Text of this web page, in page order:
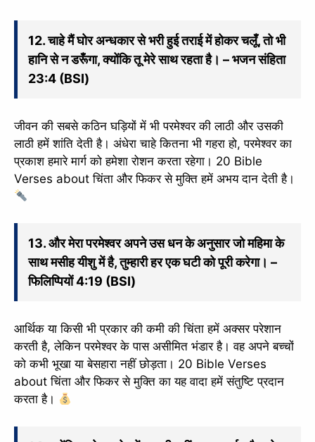
12. चाहे मैं घोर अन्धकार से भरी हुई तराई में होकर चलूँ, तो भी
हानि से न डरूँगा, क्योंकि तू मेरे साथ रहता है। – भजन संहिता
23:4 (BSI)
जीवन की सबसे कठिन घड़ियों में भी परमेश्वर की लाठी और उसकी
लाठी हमें शांति देती है। अंधेरा चाहे कितना भी गहरा हो, परमेश्वर का
प्रकाश हमारे मार्ग को हमेशा रोशन करता रहेगा। 20 Bible
Verses about चिंता और फिकर से मुक्ति हमें अभय दान देती है।
13. और मेरा परमेश्वर अपने उस धन के अनुसार जो महिमा के
साथ मसीह यीशु में है, तुम्हारी हर एक घटी को पूरी करेगा। –
फिलिप्पियों 4:19 (BSI)
आर्थिक या किसी भी प्रकार की कमी की चिंता हमें अक्सर परेशान
करती है, लेकिन परमेश्वर के पास असीमित भंडार है। वह अपने बच्चों
को कभी भूखा या बेसहारा नहीं छोड़ता। 20 Bible Verses
about चिंता और फिकर से मुक्ति का यह वादा हमें संतुष्टि प्रदान
करता है।